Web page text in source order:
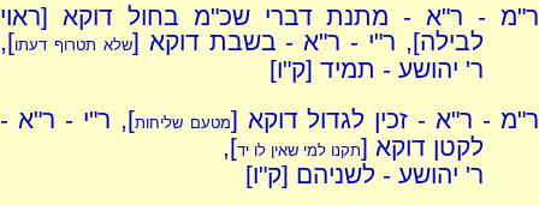
ר"מ - ר"א - מתנת דברי שכ"מ בחול דוקא [ראוי
לבילה], ר"י - ר"א - בשבת דוקא [שלא תטרוף דעתו],
ר' יהושע - תמיד [ק"ו]
ר"מ - ר"א - זכין לגדול דוקא [מטעם שליחות], ר"י - ר"א -
לקטן דוקא [תקנו למי שאין לו יד],
ר' יהושע - לשניהם [ק"ו]